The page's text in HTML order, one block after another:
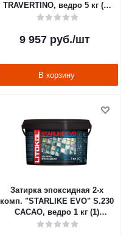
TRAVERTINO, ведро 5 кг (1)
LITOKOL
9 957руб./шт
В корзину
Затирка эпоксидная 2-х
комп. "STARLIKE EVO" S.230
CACAO, ведро 1 кг (1)
LITOKOL